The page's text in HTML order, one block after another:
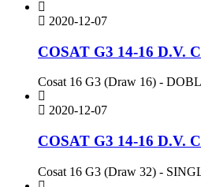
2020-12-07
COSAT G3 14-16 D.V.
Cosat 16 G3 (Draw 16) -
2020-12-07
COSAT G3 14-16 D.V.
Cosat 16 G3 (Draw 32) -